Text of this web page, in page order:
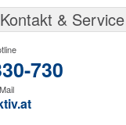
& Service
730